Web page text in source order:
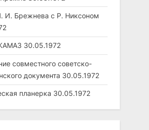
И. Брежнева с Р. Никсоном
30.05.1972
совместного советско-
документа 30.05.1972
планерка 30.05.1972